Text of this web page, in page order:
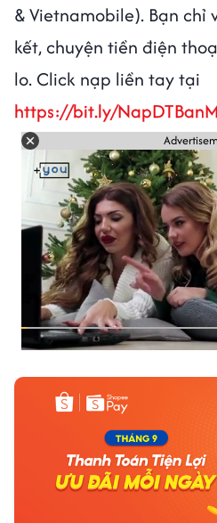
& Vietnamobile). Bạn chỉ
kết, chuyện tiền điện
lo. Click nạp liền tay tại
https://bit.ly/